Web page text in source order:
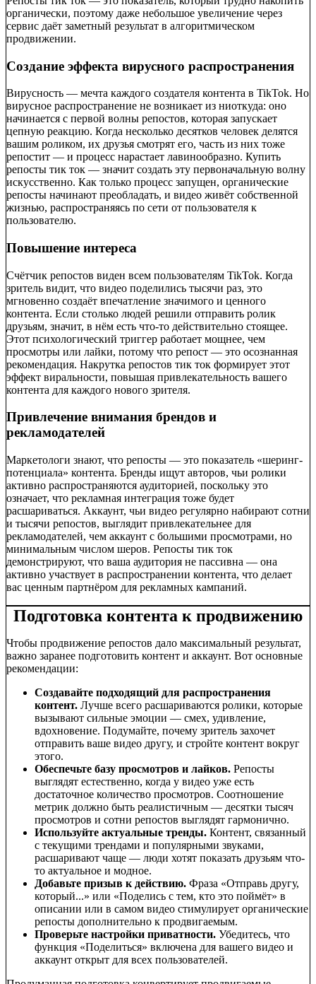
органически, поэтому даже небольшое увеличение через
сервис даёт заметный результат в алгоритмическом
продвижении.
Создание эффекта вирусного распространения
Вирусность — мечта каждого создателя контента в TikTok. Но
вирусное распространение не возникает из ниоткуда: оно
начинается с первой волны репостов, которая запускает
цепную реакцию. Когда несколько десятков человек делятся
вашим роликом, их друзья смотрят его, часть из них тоже
репостит — и процесс нарастает лавинообразно. Купить
репосты тик ток — значит создать эту первоначальную волну
искусственно. Как только процесс запущен, органические
репосты начинают преобладать, и видео живёт собственной
жизнью, распространяясь по сети от пользователя к
пользователю.
Повышение интереса
Счётчик репостов виден всем пользователям TikTok. Когда
зритель видит, что видео поделились тысячи раз, это
мгновенно создаёт впечатление значимого и ценного
контента. Если столько людей решили отправить ролик
друзьям, значит, в нём есть что-то действительно стоящее.
Этот психологический триггер работает мощнее, чем
просмотры или лайки, потому что репост — это осознанная
рекомендация. Накрутка репостов тик ток формирует этот
эффект виральности, повышая привлекательность вашего
контента для каждого нового зрителя.
Привлечение внимания брендов и
рекламодателей
Маркетологи знают, что репосты — это показатель «шеринг-
потенциала» контента. Бренды ищут авторов, чьи ролики
активно распространяются аудиторией, поскольку это
означает, что рекламная интеграция тоже будет
расшариваться. Аккаунт, чьи видео регулярно набирают сотни
и тысячи репостов, выглядит привлекательнее для
рекламодателей, чем аккаунт с большими просмотрами, но
минимальным числом шеров. Репосты тик ток
демонстрируют, что ваша аудитория не пассивна — она
активно участвует в распространении контента, что делает
вас ценным партнёром для рекламных кампаний.
Подготовка контента к продвижению
Чтобы продвижение репостов дало максимальный результат,
важно заранее подготовить контент и аккаунт. Вот основные
рекомендации:
Создавайте подходящий для распространения
контент. Лучше всего расшариваются ролики, которые
вызывают сильные эмоции — смех, удивление,
вдохновение. Подумайте, почему зритель захочет
отправить ваше видео другу, и стройте контент вокруг
этого.
Обеспечьте базу просмотров и лайков. Репосты
выглядят естественно, когда у видео уже есть
достаточное количество просмотров. Соотношение
метрик должно быть реалистичным — десятки тысяч
просмотров и сотни репостов выглядят гармонично.
Используйте актуальные тренды. Контент, связанный
с текущими трендами и популярными звуками,
расшаривают чаще — люди хотят показать друзьям что-
то актуальное и модное.
Добавьте призыв к действию. Фраза «Отправь другу,
который...» или «Поделись с тем, кто это поймёт» в
описании или в самом видео стимулирует органические
репосты дополнительно к продвигаемым.
Проверьте настройки приватности. Убедитесь, что
функция «Поделиться» включена для вашего видео и
аккаунт открыт для всех пользователей.